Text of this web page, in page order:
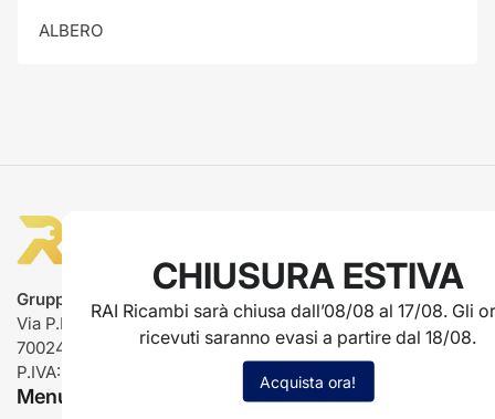
ALBERO
Gruppo Rai ricambi
Via P.L. Nervi, 66
70024 Gravina in Puglia (BA)
P.IVA: IT03485840726
Menu
CHIUSURA ESTIVA
RAI Ricambi sarà chiusa dall’08/08 al 17/08. Gli
ricevuti saranno evasi a partire dal 18/08.
Acquista ora!